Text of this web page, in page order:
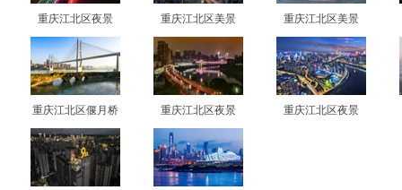
重庆江北区夜景 重庆江北区美景 重庆江北区美景
重庆江北区偃月桥 重庆江北区夜景 重庆江北区夜景